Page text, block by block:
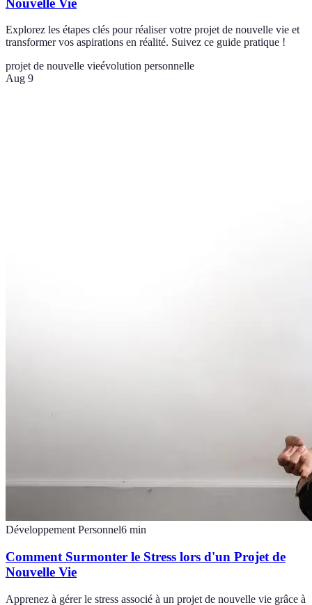
Explorez les étapes clés pour réaliser votre projet de nouvelle vie et
transformer vos aspirations en réalité. Suivez ce guide pratique !
projet de nouvelle vieévolution personnelle
Aug 9
Développement Personnel6 min
Comment Surmonter le Stress lors d'un Projet de
Nouvelle Vie
Apprenez à gérer le stress associé à un projet de nouvelle vie grâce à